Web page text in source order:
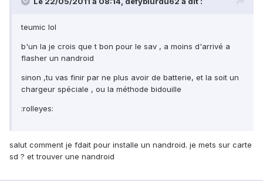
teumic lol
b'un la je crois que t bon pour le sav , a moins d'arrivé a
flasher un nandroid
sinon ,tu vas finir par ne plus avoir de batterie, et la soit un
chargeur spéciale , ou la méthode bidouille
:rolleyes:
salut comment je fdait pour installe un nandroid. je mets sur carte
sd ? et trouver une nandroid